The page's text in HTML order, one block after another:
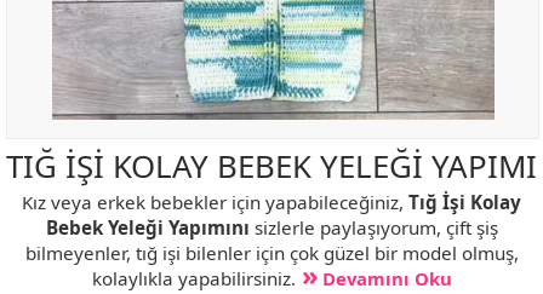
TIĞ İŞİ KOLAY BEBEK YELEĞİ YAPIMI
Kız veya erkek bebekler için yapabileceğiniz, Tığ İşi Kolay
Bebek Yeleği Yapımını sizlerle paylaşıyorum, çift şiş
bilmeyenler, tığ işi bilenler için çok güzel bir model olmuş,
kolaylıkla yapabilirsiniz.
Devamını Oku